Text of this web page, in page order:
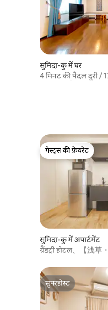
अड्डे/टोक्यो डिज्नी रिज़ॉर्ट
परिवहन सेवा माउंट के लिए・ निर्देशित दौरा। चार्टर्ड
कार से फुजी (अगर कोई
चाहते हैं, तो कृपया हमसे
आपके सामान को
चेक - आउट समय के बाद रखते
एक पॉकेट वाई - फाई उधार देते हैं।
कोई और सवाल या
हमसे संपर्क करें ठहरने की जगह के आस - पास मौजूद
पैदल दूरी पर) ・टोक्यो डिज्नी रिज़ॉर्ट (50 - मिनट
ट्रेनराइड/30 मिनट की ड्राइव) आवास के पास
और रेस्तरां सात -・ ग्यारह (सुविधा स्टोर) (4 मिनट
की पैदल दूरी) ・लॉसन (सुविधा स्टोर) (2 मिनट की
मिनट की पैदल दूरी पर) ・मेरी टोकरी (सुपरमार्केट)
(5 मिनट की पैदल दूरी पर) ・दर्द Maison (बेकरी)
(3 मिनट की पैदल दूरी)
है। ・ड्रगस्टोर पापसू (2 मिनट की पैदल दूरी पर)
Asakusa स्टेशन से
सवारी) ・हनेडा हवाई अड्डा (40 मिनट की ट्रेन की
सवारी) ・Ueno (15 मिनट की ट्रेन की सवारी) ・
(20 मिनट की ट्रेन की सवारी) ・शिबुया (40
की ट्रेन की सवारी) ・शिंजुकु (35 मिनट की ट्रेन की
सवारी) ・हाराजुकु (40 मिनट की ट्रेन की सवारी)
ओमोटे ・- सैंडो (35 मिनट
सुमिदा-कु में घर
4 मिनट की पैदल दूरी /
गेस्ट्स की फ़ेवरेट
गेस्ट्स की फ़ेवरेट
सुमिदा-कु में अपार्टमेंट
ग्रैंडट्री होटल、【浅草
सुपरहोस्ट
सुपरहोस्ट